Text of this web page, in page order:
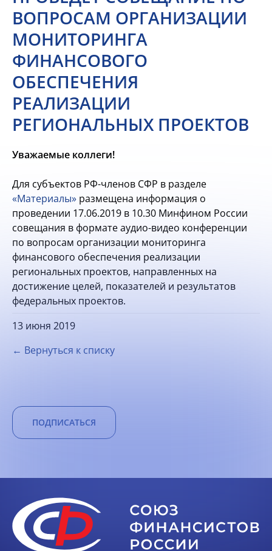
ВОПРОСАМ ОРГАНИЗАЦИИ
МОНИТОРИНГА
ФИНАНСОВОГО
ОБЕСПЕЧЕНИЯ
РЕАЛИЗАЦИИ
РЕГИОНАЛЬНЫХ ПРОЕКТОВ
Уважаемые коллеги!
Для субъектов РФ-членов СФР в разделе
«Материалы» размещена информация о
проведении 17.06.2019 в 10.30 Минфином России
совещания в формате аудио-видео конференции
по вопросам организации мониторинга
финансового обеспечения реализации
региональных проектов, направленных на
достижение целей, показателей и результатов
федеральных проектов.
13 июня 2019
← Вернуться к списку
ПОДПИСАТЬСЯ